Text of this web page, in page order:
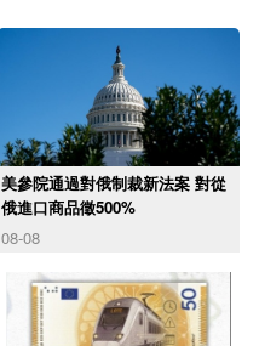
美參院通過對俄制裁新法案 對從
俄進口商品徵500%
08-08